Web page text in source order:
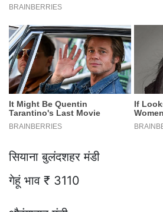
सियाना बुलंदशहर मंडी
गेहूं भाव ₹ 3110